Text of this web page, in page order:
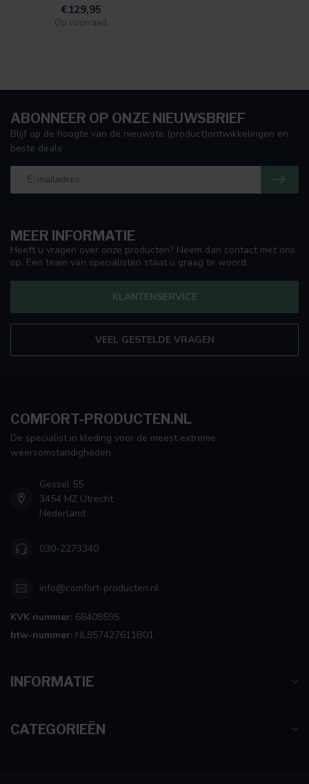
€129,95
Op voorraad
MEER INFORMATIE
Heeft u vragen over onze producten? Neem dan contact met ons
op. Een team van specialisten staat u graag te woord.
KLANTENSERVICE
VEEL GESTELDE VRAGEN
ABONNEER OP ONZE NIEUWSBRIEF
Blijf op de hoogte van de nieuwste (product)ontwikkelingen en
beste deals
COMFORT-PRODUCTEN.NL
De specialist in kleding voor de meest extreme
weersomstandigheden
Gessel 55
3454 MZ Utrecht
Nederland
030-2273340
info@comfort-producten.nl
KVK nummer: 68408595
btw-nummer: NL857427611B01
INFORMATIE
CATEGORIEËN